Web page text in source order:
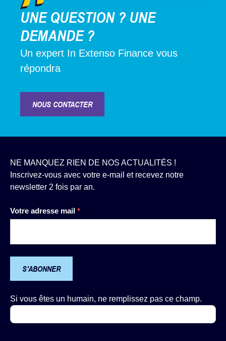
UNE QUESTION ? UNE
DEMANDE ?
Un expert In Extenso Finance vous
répondra
NOUS CONTACTER
NE MANQUEZ RIEN DE NOS ACTUALITÉS !
Inscrivez-vous avec votre e-mail et recevez notre
newsletter 2 fois par an.
Votre adresse mail *
S'ABONNER
Si vous êtes un humain, ne remplissez pas ce champ.